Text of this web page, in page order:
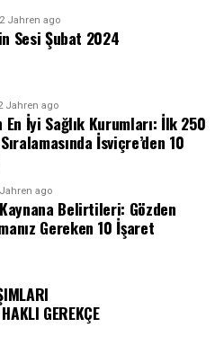
2 Jahren ago
Sesi Şubat 2024
Jahren ago
En İyi Sağlık Kurumları: İlk 250
İsviçre’den 10
ago
Belirtileri: Gözden
Gereken 10 İşaret
GEREKÇE